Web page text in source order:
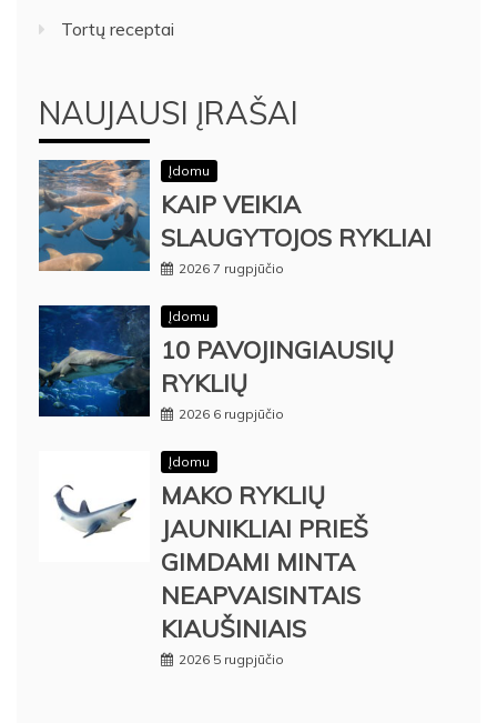
Tortų receptai
NAUJAUSI ĮRAŠAI
Įdomu
KAIP VEIKIA
SLAUGYTOJOS RYKLIAI
2026 7 rugpjūčio
Įdomu
10 PAVOJINGIAUSIŲ
RYKLIŲ
2026 6 rugpjūčio
Įdomu
MAKO RYKLIŲ
JAUNIKLIAI PRIEŠ
GIMDAMI MINTA
NEAPVAISINTAIS
KIAUŠINIAIS
2026 5 rugpjūčio